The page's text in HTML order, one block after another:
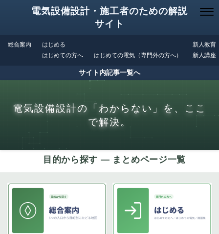
電気設備設計・施工者のための解説
サイト
総合案内
はじめる
はじめての方へ
はじめての電気（専門外の方へ）
新人教育
新人講座
サイト内記事一覧へ
電気設備設計の「わからない」を、ここ
で解決。